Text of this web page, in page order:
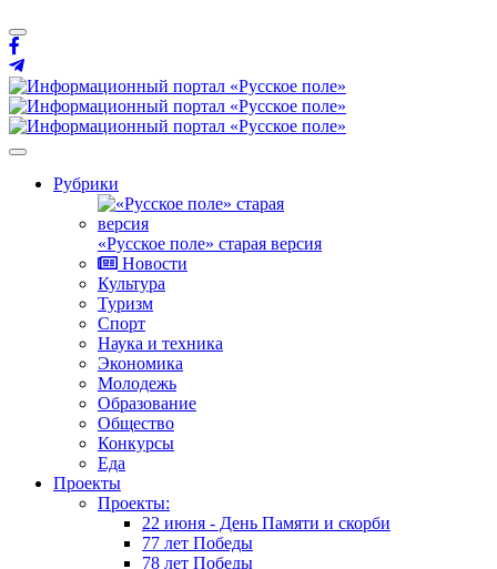
Рубрики
«Русское поле» старая версия
Новости
Культура
Туризм
Спорт
Наука и техника
Экономика
Молодежь
Образование
Общество
Конкурсы
Еда
Проекты
Проекты:
22 июня - День Памяти и скорби
77 лет Победы
78 лет Победы